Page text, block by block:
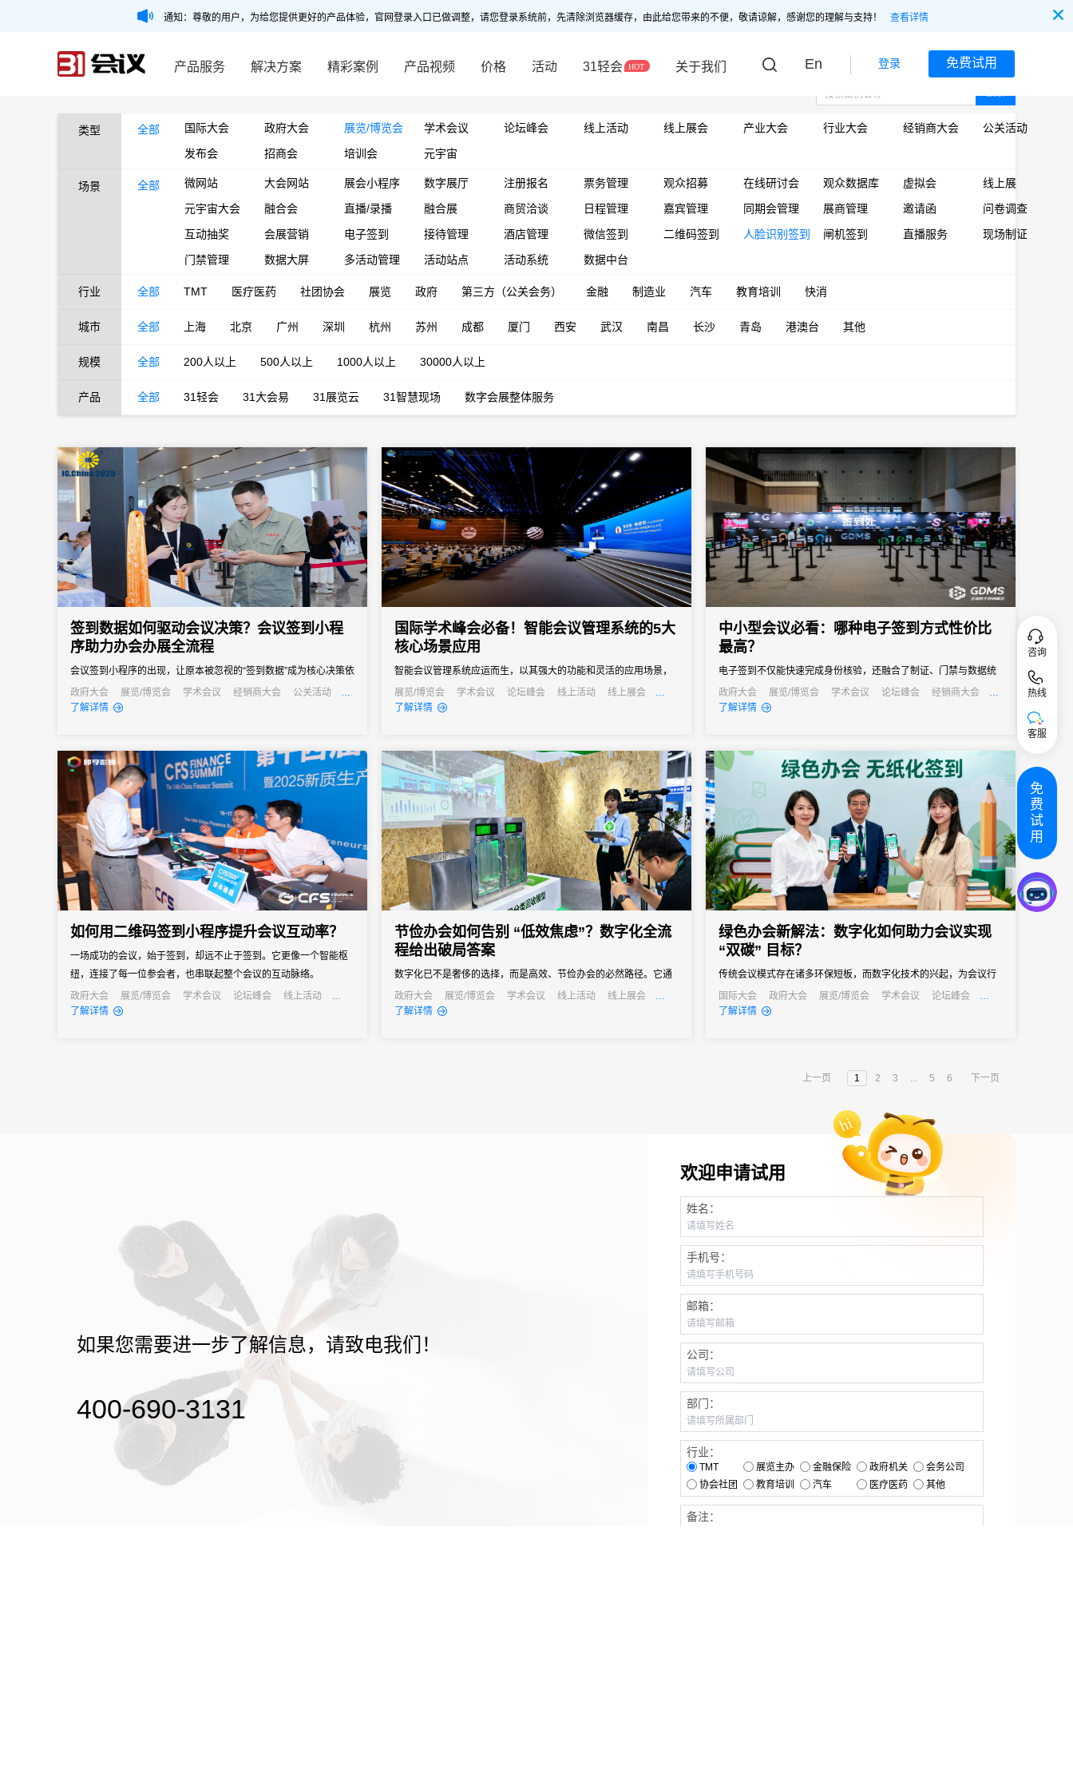
通知：尊敬的用户，为给您提供更好的产品体验，官网登录入口已做调整，请您登录系统前，先清除浏览器缓存，由此给您带来的不便，敬请谅解，感谢您的理解与支持！ 查看详情
产品服务 解决方案 精彩案例 产品视频 价格 活动 31轻会 关于我们 En 登录 免费试用
类型 全部 国际大会 政府大会 展览/博览会 学术会议 论坛峰会 线上活动 线上展会 产业大会 行业大会 经销商大会
公关活动
发布会
招商会 培训会 元宇宙
场景 全部 微网站 大会网站 展会小程序 数字展厅 注册报名 票务管理 观众招募 在线研讨会 观众数据库 虚拟会
线上展
元宇宙大会
融合会 直播/录播 融合展 商贸洽谈 日程管理 嘉宾管理 同期会管理 展商管理 邀请函
问卷调查
互动抽奖
会展营销 电子签到 接待管理 酒店管理 微信签到 二维码签到 人脸识别签到 闸机签到 直播服务
现场制证
门禁管理
数据大屏 多活动管理 活动站点 活动系统 数据中台
行业 全部 TMT 医疗医药 社团协会 展览 政府 第三方（公关会务） 金融 制造业 汽车 教育培训 快消
城市 全部 上海 北京 广州 深圳 杭州 苏州 成都 厦门 西安 武汉 南昌 长沙 青岛 港澳台 其他
规模 全部 200人以上 500人以上 1000人以上 30000人以上
产品 全部 31轻会 31大会易 31展览云 31智慧现场 数字会展整体服务
签到数据如何驱动会议决策？会议签到小程
序助力办会办展全流程
会议签到小程序的出现，让原本被忽视的“签到数据”成为核心决策依
据，从会前筹备到会后复盘，全方位提升办会效率与质量。
政府大会 展览/博览会 学术会议 经销商大会
公关活动
发布会
了解详情
国际学术峰会必备！智能会议管理系统的5大
核心场景应用
智能会议管理系统应运而生，以其强大的功能和灵活的应用场景，
成为国际学术峰会不可或缺的得力助手。
展览/博览会 学术会议 论坛峰会 线上活动
线上展会
发布会
培训会
了解详情
中小型会议必看：哪种电子签到方式性价比
最高？
电子签到不仅能快速完成身份核验，还融合了制证、门禁与数据统
计等多重功能，能够快速完成签到过程，减少等待时间，同时能够
通过数据分析，为会议组织者提供宝贵的参会者信息，助力后续的
政府大会 展览/博览会 学术会议 论坛峰会
经销商大会
公关活动
发布会
了解详情
如何用二维码签到小程序提升会议互动率？
一场成功的会议，始于签到，却远不止于签到。它更像一个智能枢
纽，连接了每一位参会者，也串联起整个会议的互动脉络。
政府大会
展览/博览会 学术会议 论坛峰会
线上活动
线上展会
经销商大会
了解详情
节俭办会如何告别 “低效焦虑”？数字化全流
程给出破局答案
数字化已不是奢侈的选择，而是高效、节俭办会的必然路径。它通
过技术手段打通会议管理的各个环节，用自动化替代人工操作、以
数据化驱动决策、以无纸化践行绿色理念，最终实现成本降低与效
政府大会 展览/博览会 学术会议 线上活动
线上展会
公关活动
招商会
了解详情
绿色办会新解法：数字化如何助力会议实现
“双碳” 目标？
传统会议模式存在诸多环保短板，而数字化技术的兴起，为会议行
业实现绿色转型、达成“双碳”目标提供了新的解法。
国际大会 政府大会 展览/博览会 学术会议
论坛峰会
线上活动
线上展会
了解详情
上一页 1 2 3 ... 5 6 下一页
如果您需要进一步了解信息，请致电我们！
400-690-3131
欢迎申请试用
姓名：
手机号：
邮箱：
公司：
部门：
行业：
TMT 展览主办 金融保险 政府机关
会务公司
协会社团
教育培训 汽车 医疗医药 其他
备注：
咨询
热线
客服
免
费
试
用